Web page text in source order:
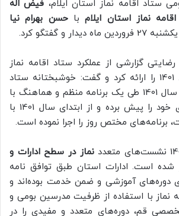
ستاد اقامه نماز استان ایلام، فیض اله
نماز استان ایلامباحسن بهرام نیا
ماه دیدار و گفتگو کرد.
رضایتی گزارشی از عملکرد ستاد اقامه نماز
استان ایلام در سال 1401 را ارائه کرد و گفت: خوشبختانه ستاد
اقامه نماز استان در سال 1401 طی یک برنامه منظم و هماهنگ با
ستاد مرکز برنامه‌های خود را پیش برده و از ابتدای سال 1401 با
برنامه‌های مختص روز را اجرا نموده است.
نماز در سطح ادارات و
شده است. ادارات استان طبق توافق نامه
دوره‌های آموزشی و ضمن خدمت بوده‌اند و
نماز با استفاده از ظرفیت مدرسین بومی و
قم، دوره‌های متعدد و مفیدی را در